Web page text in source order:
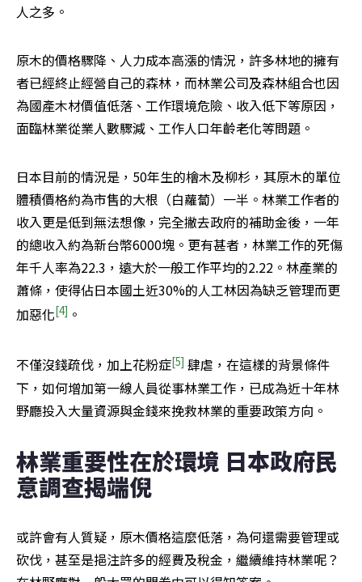
人之多。
原木的價格驟降、人力成本高漲的情況，許多林地的擁有
者已經終止經營自己的森林，而林業公司及森林組合也因
為國產木材價值低落、工作環境危險、收入低下等原因，
面臨林業從業人數驟減、工作人口年齡老化等問題。
日本目前的情況是，50年生的檜木及柳杉，其原木的單位
體積價格約為市售的大根（白蘿蔔）一半。林業工作者的
收入更是低到無法想像，完全撇去政府的補助金後，一年
的總收入約為新台幣6000塊。更有甚者，林業工作的死傷
年千人率為22.3，遠大於一般工作平均的2.22。林產業的
蕭條，使得佔日本國土近30%的人工林因為缺乏管理而更
加惡化[4] 。
不僅沒錢疏伐，加上花粉症[5] 肆虐，在這樣的背景條件
下，如何增加第一線人員從事林業工作，已成為近十年林
野廳投入大量資源與金錢來挽救林業的重要政策方向。
林業重要性在於環境 日本政府民
意調查揭端倪
或許會有人質疑，原木價格這麼低落，為何還需要管理或
砍伐，甚至是挹注許多的經費及稅金，繼續維持林業呢？